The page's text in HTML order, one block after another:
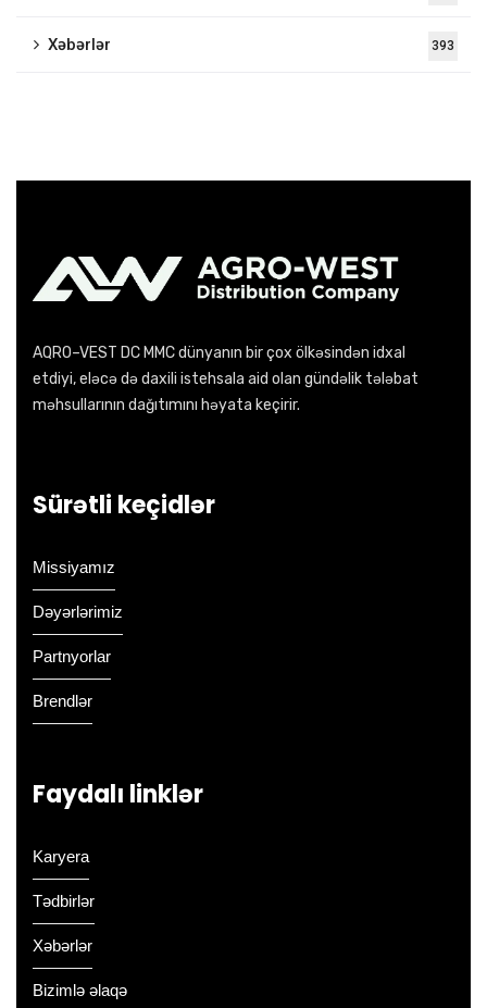
Xəbərlər 393
AQRO–VEST DC MMC dünyanın bir çox ölkəsindən idxal
etdiyi, eləcə də daxili istehsala aid olan gündəlik tələbat
məhsullarının dağıtımını həyata keçirir.
Sürətli keçidlər
Missiyamız
Dəyərlərimiz
Partnyorlar
Brendlər
Faydalı linklər
Karyera
Tədbirlər
Xəbərlər
Bizimlə əlaqə